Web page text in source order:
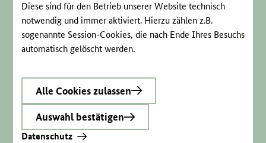
Diese sind für den Betrieb unserer Website technisch
notwendig und immer aktiviert. Hierzu zählen z.B.
sogenannte Session-Cookies, die nach Ende Ihres Besuchs
automatisch gelöscht werden.
Alle Cookies zulassen
Auswahl bestätigen
Datenschutz